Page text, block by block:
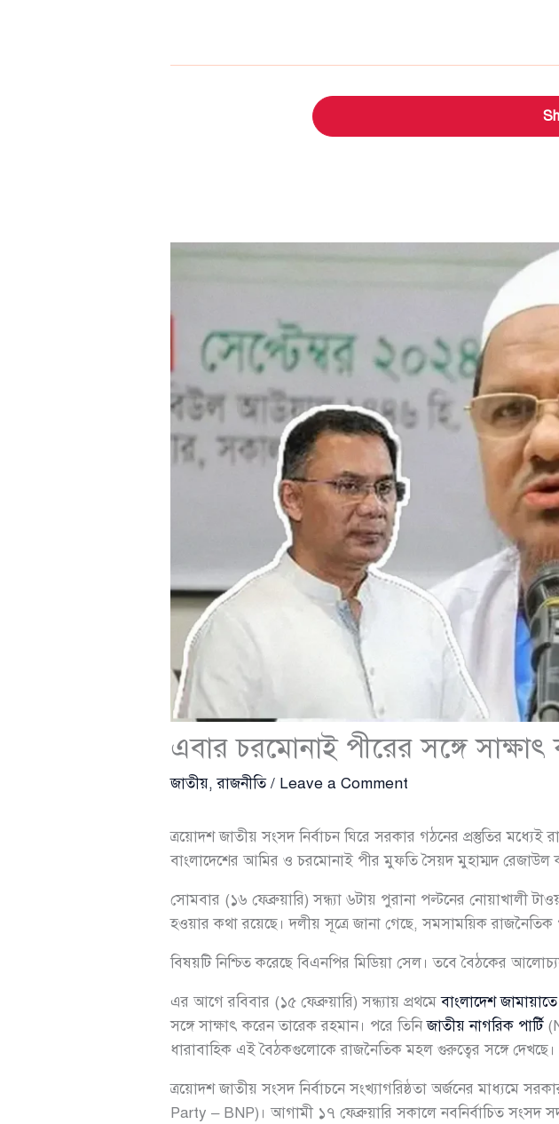
এবার চরমোনাই পীরের সঙ্গে
জাতীয়,রাজনীতি/ Leave a Comment
ত্রয়োদশ জাতীয় সংসদ নির্বাচন ঘিরে সরকার গঠনের প্রস্তুতির
বাংলাদেশের আমির ও চরমোনাই পীর মুফতি সৈয়দ মুহাম্মদ রেজাউল
সোমবার (১৬ ফেব্রুয়ারি) সন্ধ্যা ৬টায় পুরানা পল্টনের নোয়াখালী
হওয়ার কথা রয়েছে। দলীয় সূত্রে জানা গেছে, সমসাময়িক
বিষয়টি নিশ্চিত করেছে বিএনপির মিডিয়া সেল। তবে বৈঠকের
এর আগে রবিবার (১৫ ফেব্রুয়ারি) সন্ধ্যায় প্রথমেবাংলাদেশ
সঙ্গে সাক্ষাৎ করেন তারেক রহমান। পরে তিনিজাতীয় নাগরিক পার্টি
ধারাবাহিক এই বৈঠকগুলোকে রাজনৈতিক মহল গুরুত্বের সঙ্গে দেখছে।
ত্রয়োদশ জাতীয় সংসদ নির্বাচনে সংখ্যাগরিষ্ঠতা অর্জনের মাধ্যমে
Party – BNP)। আগামী ১৭ ফেব্রুয়ারি সকালে নবনির্বাচিত সংসদ